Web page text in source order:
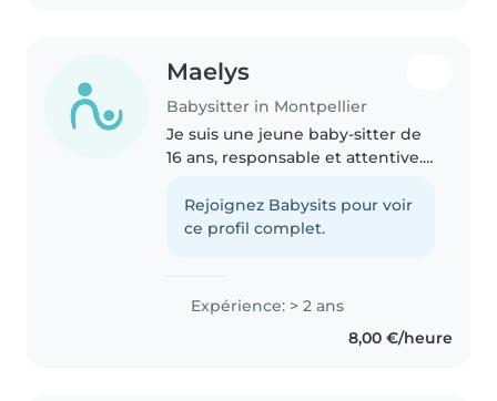
Maelys
Babysitter in Montpellier
Je suis une jeune baby-sitter de
16 ans, responsable et attentive.
enfants, j'ai un peu plus de 2 ans
d'expérience à garder des
Rejoignez Babysits pour voir
ce profil complet.
Expérience: > 2 ans
8,00 €/heure